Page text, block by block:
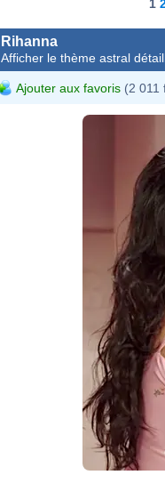
1
Rihanna
Afficher le thème astral
Ajouter aux favoris (2 011